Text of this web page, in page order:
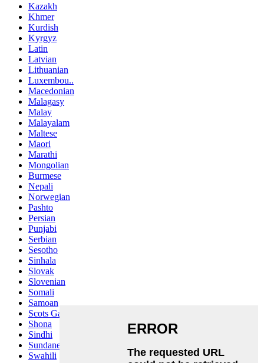
Kazakh
Khmer
Kurdish
Kyrgyz
Latin
Latvian
Lithuanian
Luxembou..
Macedonian
Malagasy
Malay
Malayalam
Maltese
Maori
Marathi
Mongolian
Burmese
Nepali
Norwegian
Pashto
Persian
Punjabi
Serbian
Sesotho
Sinhala
Slovak
Slovenian
Somali
Samoan
Scots Gaelic
Shona
Sindhi
Sundanese
Swahili